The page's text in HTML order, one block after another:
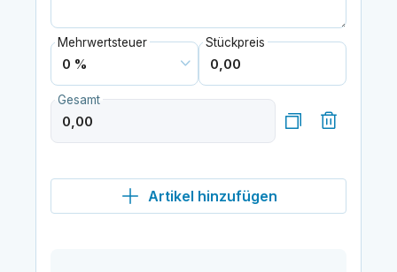
Mehrwertsteuer Stückpreis
Gesamt
Artikel hinzufügen